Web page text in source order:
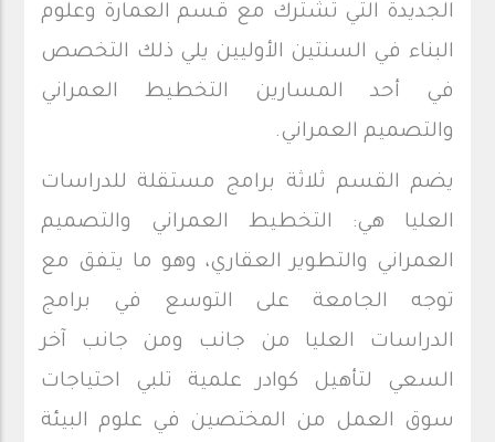
الجديدة التي تشترك مع قسم العمارة وعلوم
البناء في السنتين الأوليين يلي ذلك التخصص
في أحد المسارين التخطيط العمراني
والتصميم العمراني.
يضم القسم ثلاثة برامج مستقلة للدراسات
العليا هي: التخطيط العمراني والتصميم
العمراني والتطوير العقاري، وهو ما يتفق مع
توجه الجامعة على التوسع في برامج
الدراسات العليا من جانب ومن جانب آخر
السعي لتأهيل كوادر علمية تلبي احتياجات
سوق العمل من المختصين في علوم البيئة